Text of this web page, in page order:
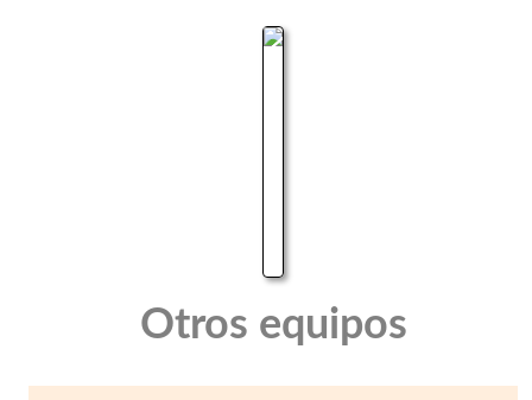
Otros equipos